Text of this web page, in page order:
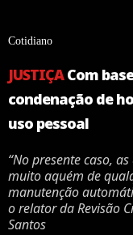
Cotidiano
JUSTIÇACom
condenação de
uso pessoal
“No presente caso,
muito aquém de
manutenção
o relator da Revisão
Santos